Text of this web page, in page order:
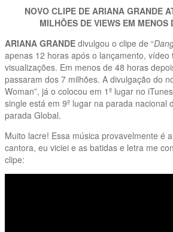
NOVO CLIPE DE ARIANA GRANDE
MILHÕES DE VIEWS EM MENOS
ARIANA GRANDE divulgou o clipe de “
apenas 12 horas após o lançamento, vídeo
visualizações. Em menos de 48 horas
passaram dos 7 milhões. A divulgação do
Woman”, já o colocou em 1º lugar no
single está em 9º lugar na parada nacional
parada Global.
Muito lacre! Essa música provavelmente é
cantora, eu viciei e as batidas e letra me
clipe: